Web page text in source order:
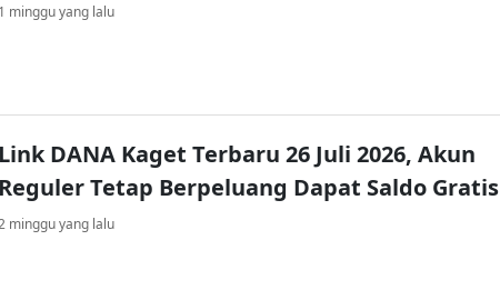
1 minggu yang lalu
Link DANA Kaget Terbaru 26 Juli 2026, Akun
Reguler Tetap Berpeluang Dapat Saldo Gratis
minggu yang lalu